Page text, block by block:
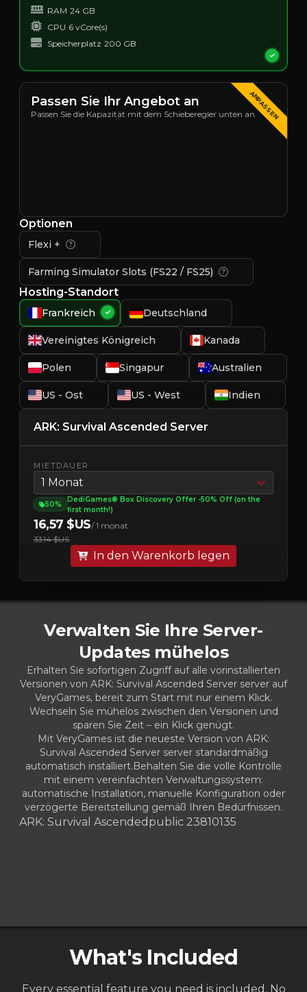
RAM 24 GB
CPU 6 vCore(s)
Speicherplatz 200 GB
ANPASSEN
Passen Sie Ihr Angebot an
Passen Sie die Kapazität mit dem Schieberegler unten an.
Optionen
Flexi +
Farming Simulator Slots (FS22 / FS25)
Hosting-Standort
Frankreich Deutschland
Vereinigtes Königreich Kanada
Polen Singapur Australien
US - Ost US - West Indien
ARK: Survival Ascended Server
MIETDAUER
1 Monat
50%
DediGames® Box Discovery Offer -50% Off (on the
first month!)
16,57 $US/ 1 monat
33,14 $US
In den Warenkorb legen
Verwalten Sie Ihre Server-
Updates mühelos
Erhalten Sie sofortigen Zugriff auf alle vorinstallierten
Versionen von ARK: Survival Ascended Server server auf
VeryGames, bereit zum Start mit nur einem Klick.
Wechseln Sie mühelos zwischen den Versionen und
sparen Sie Zeit – ein Klick genügt.
Mit VeryGames ist die neueste Version von ARK:
Survival Ascended Server server standardmäßig
automatisch installiert.Behalten Sie die volle Kontrolle
mit einem vereinfachten Verwaltungssystem:
automatische Installation, manuelle Konfiguration oder
verzögerte Bereitstellung gemäß Ihren Bedürfnissen.
ARK: Survival Ascended public 23810135
What's Included
Every essential feature you need is included. No